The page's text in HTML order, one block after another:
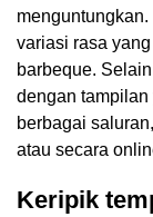
variasi rasa
barbeque.
dengan
berbagai
atau secara
Keripik